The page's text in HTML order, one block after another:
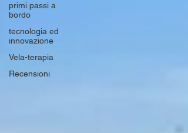
primi passi a
bordo
tecnologia ed
innovazione
Vela-terapia
Recensioni